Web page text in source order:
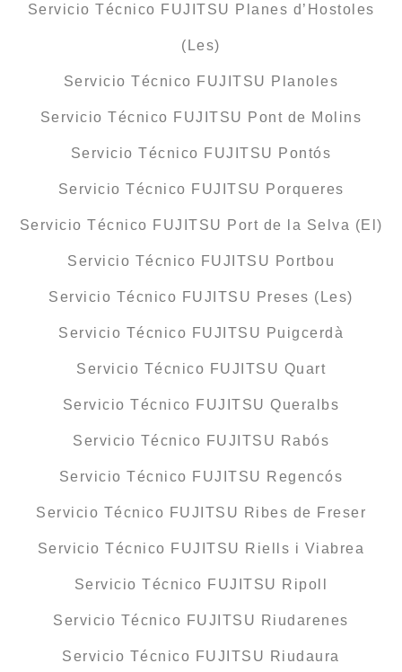
Servicio Técnico FUJITSU Planes d’Hostoles
(Les)
Servicio Técnico FUJITSU Planoles
Servicio Técnico FUJITSU Pont de Molins
Servicio Técnico FUJITSU Pontós
Servicio Técnico FUJITSU Porqueres
Servicio Técnico FUJITSU Port de la Selva (El)
Servicio Técnico FUJITSU Portbou
Servicio Técnico FUJITSU Preses (Les)
Servicio Técnico FUJITSU Puigcerdà
Servicio Técnico FUJITSU Quart
Servicio Técnico FUJITSU Queralbs
Servicio Técnico FUJITSU Rabós
Servicio Técnico FUJITSU Regencós
Servicio Técnico FUJITSU Ribes de Freser
Servicio Técnico FUJITSU Riells i Viabrea
Servicio Técnico FUJITSU Ripoll
Servicio Técnico FUJITSU Riudarenes
Servicio Técnico FUJITSU Riudaura